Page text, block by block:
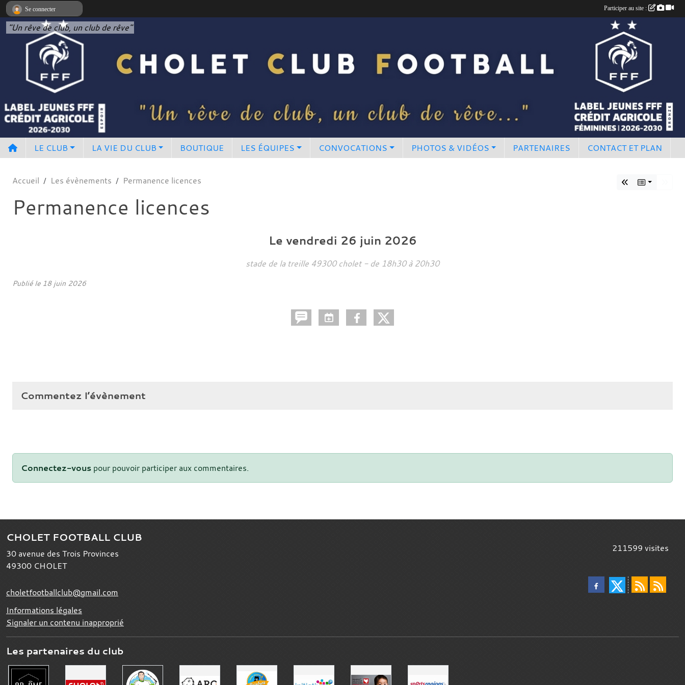
"Un rêve de club, un club de rêve"
LE CLUB LA VIE DU CLUB BOUTIQUE LES ÉQUIPES CONVOCATIONS PHOTOS & VIDÉOS PARTENAIRES CONTACT ET PLAN
Accueil Les évènements Permanence licences
Permanence licences
Le vendredi 26 juin 2026
stade de la treille 49300 cholet - de 18h30 à 20h30
Publié le 18 juin 2026
Commentez l’évènement
Connectez-vous pour pouvoir participer aux commentaires.
CHOLET FOOTBALL CLUB
30 avenue des Trois Provinces
49300 CHOLET
choletfootballclub@gmail.com
Informations légales
Signaler un contenu inapproprié
211599 visites
Les partenaires du club
Se connecter Participer au site :
Panneau de gestion des cookies